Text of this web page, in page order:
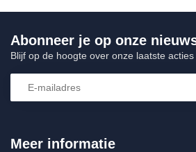
Meer informatie
Abonneer je op onze
Blijf op de hoogte over onze laatste acties